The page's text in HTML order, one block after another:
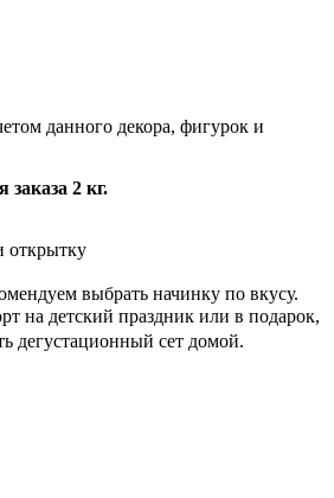
данного декора, фигурок и
2 кг.
открытку
выбрать начинку по вкусу.
на детский праздник или в подарок,
дегустационный сет домой.